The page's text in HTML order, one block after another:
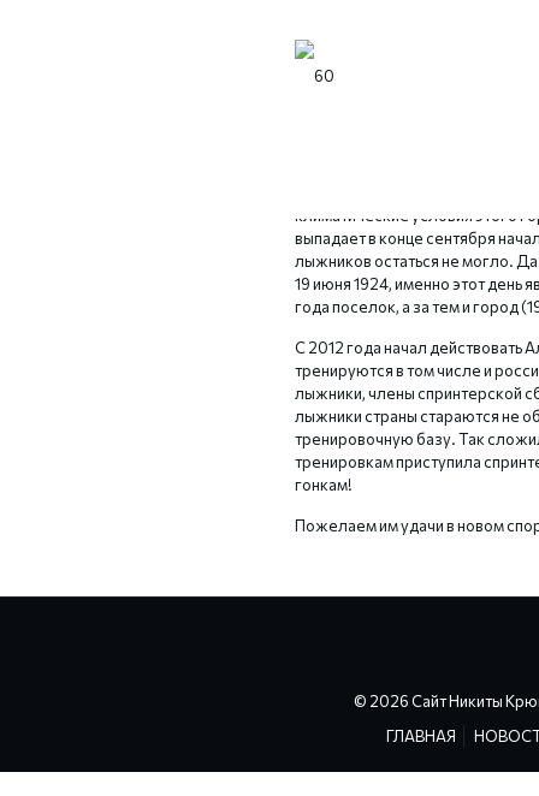
климатические условия этого
выпадает в конце сентября
лыжников остаться не могло.
19 июня 1924, именно этот день
года поселок, а за тем и город
С 2012 года начал действовать
тренируются в том числе и
лыжники, члены спринтерской
лыжники страны стараются не
тренировочную базу. Так
тренировкам приступила
гонкам!
Пожелаем им удачи в новом
© 2026 Сайт Никиты
ГЛАВНАЯ